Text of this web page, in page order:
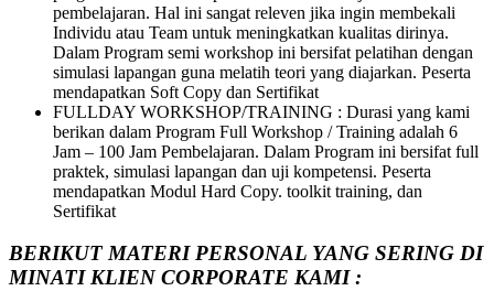
pembelajaran. Hal ini sangat releven jika ingin membekali
Individu atau Team untuk meningkatkan kualitas dirinya.
Dalam Program semi workshop ini bersifat pelatihan dengan
simulasi lapangan guna melatih teori yang diajarkan. Peserta
mendapatkan Soft Copy dan Sertifikat
FULLDAY WORKSHOP/TRAINING : Durasi yang kami
berikan dalam Program Full Workshop / Training adalah 6
Jam – 100 Jam Pembelajaran. Dalam Program ini bersifat full
praktek, simulasi lapangan dan uji kompetensi. Peserta
mendapatkan Modul Hard Copy. toolkit training, dan
Sertifikat
BERIKUT MATERI PERSONAL YANG SERING DI
MINATI KLIEN CORPORATE KAMI :